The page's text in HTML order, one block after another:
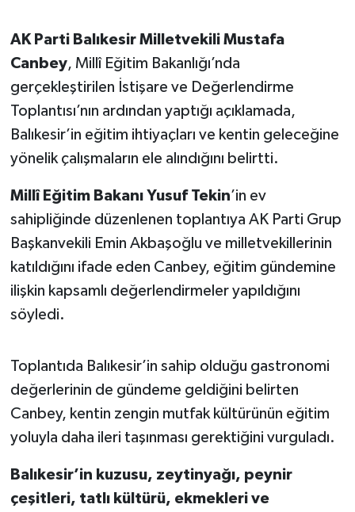
AK Parti Balıkesir Milletvekili Mustafa
Canbey, Millî Eğitim Bakanlığı’nda
gerçekleştirilen İstişare ve Değerlendirme
Toplantısı’nın ardından yaptığı açıklamada,
Balıkesir’in eğitim ihtiyaçları ve kentin geleceğine
yönelik çalışmaların ele alındığını belirtti.
Millî Eğitim Bakanı Yusuf Tekin’in ev
sahipliğinde düzenlenen toplantıya AK Parti Grup
Başkanvekili Emin Akbaşoğlu ve milletvekillerinin
katıldığını ifade eden Canbey, eğitim gündemine
ilişkin kapsamlı değerlendirmeler yapıldığını
söyledi.
Toplantıda Balıkesir’in sahip olduğu gastronomi
değerlerinin de gündeme geldiğini belirten
Canbey, kentin zengin mutfak kültürünün eğitim
yoluyla daha ileri taşınması gerektiğini vurguladı.
Balıkesir’in kuzusu, zeytinyağı, peynir
çeşitleri, tatlı kültürü, ekmekleri ve
Manyas
OLAY
OTOMOTİV
Resmi İlanlar
SAĞLIK
Savaştepe
SEYAHAT
Sındırgı
SPOR
SÜRMANŞET